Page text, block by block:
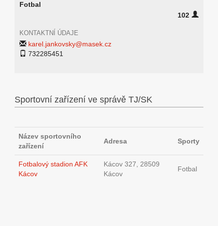
Fotbal
102
KONTAKTNÍ ÚDAJE
karel.jankovsky@masek.cz
732285451
Sportovní zařízení ve správě TJ/SK
Název sportovního
zařízení
Adresa Sporty
Fotbalový stadion AFK
Kácov
Kácov 327, 28509
Kácov
Fotbal